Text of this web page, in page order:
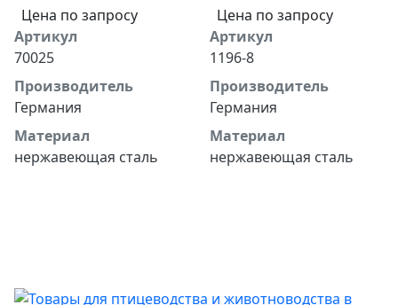
Цена по запросу
Артикул
70025
Производитель
Германия
Материал
нержавеющая сталь
Цена по запросу
Артикул
1196-8
Производитель
Германия
Материал
нержавеющая сталь